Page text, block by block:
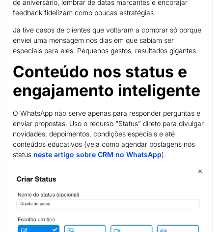
de aniversário, lembrar de datas marcantes e encorajar
feedback fidelizam como poucas estratégias.
Já tive casos de clientes que voltaram a comprar só porque
enviei uma mensagem nos dias em que sabiam ser
especiais para eles. Pequenos gestos, resultados gigantes.
Conteúdo nos status e
engajamento inteligente
O WhatsApp não serve apenas para responder perguntas e
enviar propostas. Uso o recurso “Status” direto para divulgar
novidades, depoimentos, condições especiais e até
conteúdos educativos (veja como agendar postagens nos
status neste artigo sobre CRM no WhatsApp).